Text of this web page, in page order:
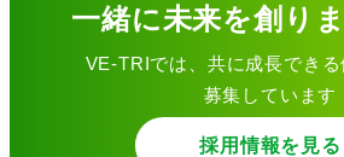
一緒に未来を創り
VE-TRIでは、共に成長でき
募集しています
採用情報を見る